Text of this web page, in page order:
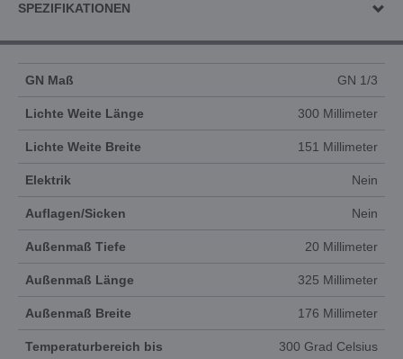
SPEZIFIKATIONEN
GN Maß GN 1/3
Lichte Weite Länge 300 Millimeter
Lichte Weite Breite 151 Millimeter
Elektrik Nein
Auflagen/Sicken Nein
Außenmaß Tiefe 20 Millimeter
Außenmaß Länge 325 Millimeter
Außenmaß Breite 176 Millimeter
Temperaturbereich bis 300 Grad Celsius